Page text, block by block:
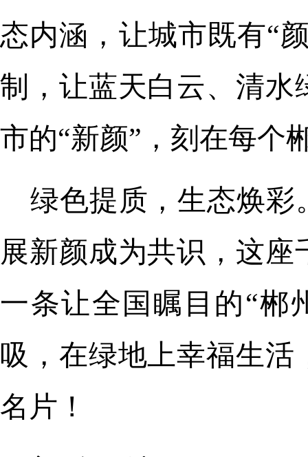
态内涵，让城市既有“
制，让蓝天白云、清水
市的“新颜”，刻在每个
绿色提质，生态焕彩
展新颜成为共识，这
一条让全国瞩目的“郴
吸，在绿地上幸福生
名片！